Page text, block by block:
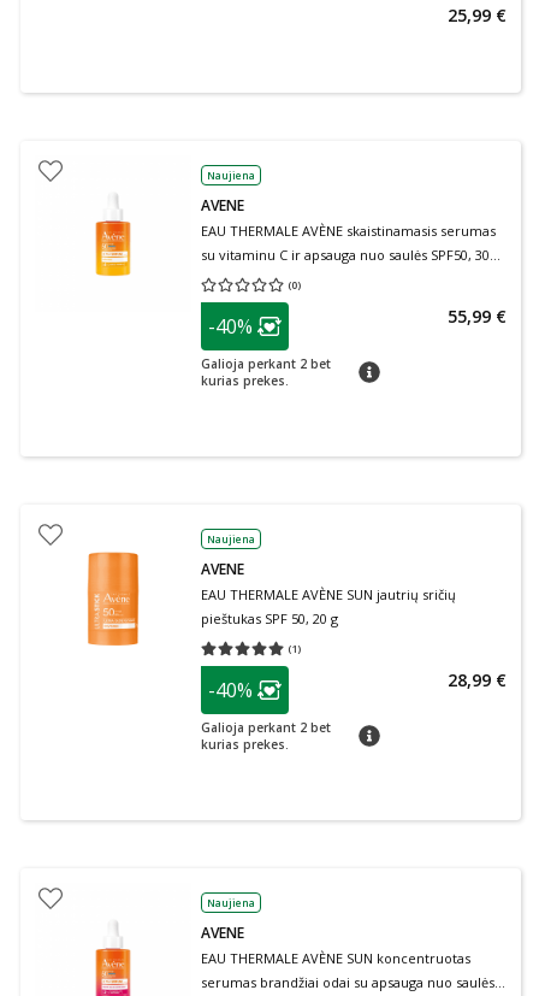
25,99 €
Naujiena
AVENE
EAU THERMALE AVÈNE skaistinamasis serumas
su vitaminu C ir apsauga nuo saulės SPF50, 30
ml
(0)
Vidutinis įvertinimas 0.00
patarimas
Lojalumo klubo narių nuolaida
-40%
Galioja perkant 2 bet
kurias prekes.
patarimas
55,99 €
Naujiena
AVENE
EAU THERMALE AVÈNE SUN jautrių sričių
pieštukas SPF 50, 20 g
(1)
Vidutinis įvertinimas 5.00
patarimas
Lojalumo klubo narių nuolaida
-40%
Galioja perkant 2 bet
kurias prekes.
patarimas
28,99 €
Naujiena
AVENE
EAU THERMALE AVÈNE SUN koncentruotas
serumas brandžiai odai su apsauga nuo saulės